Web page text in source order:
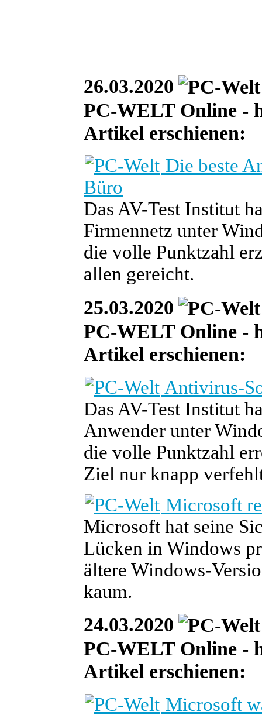
26.03.2020
PC-WELT Online -
Artikel erschienen:
Die beste
Büro
Das AV-Test Institut
Firmennetz unter
die volle Punktzahl
allen gereicht.
25.03.2020
PC-WELT Online -
Artikel erschienen:
Antivirus-
Das AV-Test Institut
Anwender unter
die volle Punktzahl
Ziel nur knapp
Microsoft
Microsoft hat seine
Lücken in Windows
ältere Windows-
kaum.
24.03.2020
PC-WELT Online -
Artikel erschienen:
Microsoft